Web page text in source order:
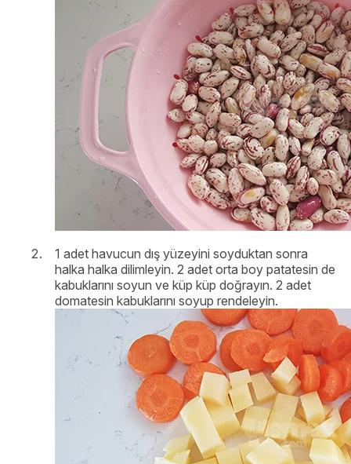
1 adet havucun dış yüzeyini soyduktan sonra
halka halka dilimleyin. 2 adet orta boy patatesin de
kabuklarını soyun ve küp küp doğrayın. 2 adet
domatesin kabuklarını soyup rendeleyin.